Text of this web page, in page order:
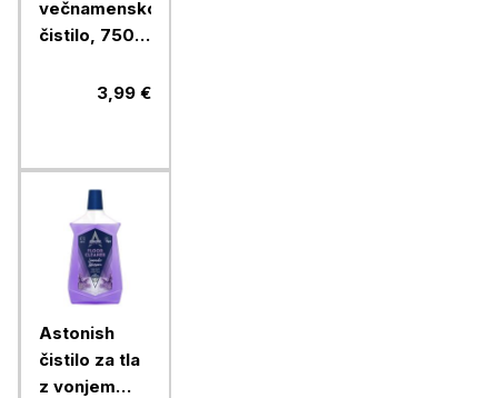
večnamensko
čistilo, 750
3,99 €
Astonish
čistilo za tla
z vonjem